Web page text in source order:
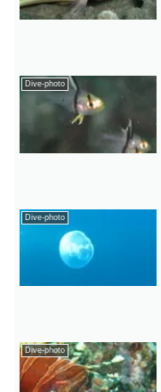
Dive-photo
Dive-photo
Dive-photo